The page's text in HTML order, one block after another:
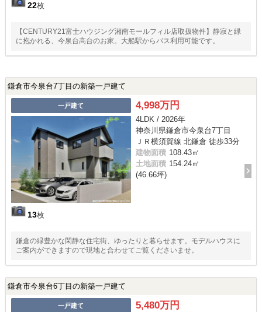
22枚
【CENTURY21富士ハウジング湘南モールフィル店取扱物件】静寂と緑
に抱かれる、今泉台高台のお家。大船駅からバス利用可能です。
鎌倉市今泉台7丁目の新築一戸建て
一戸建て
13枚
4,998万円
4LDK / 2026年
神奈川県鎌倉市今泉台7丁目
ＪＲ横須賀線 北鎌倉 徒歩33分
建物面積 108.43㎡
土地面積 154.24㎡
(46.66坪)
鎌倉の緑豊かな閑静な住宅街、ゆったりと暮らせます。モデルハウスに
ご案内ができますので現地と合わせてご覧くださいませ。
鎌倉市今泉台6丁目の新築一戸建て
一戸建て 5,480万円